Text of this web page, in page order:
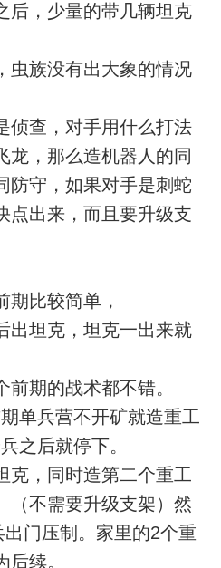
后，少量的带几辆坦克
虫族没有出大象的情况
侦查，对手用什么打法
龙，那么造机器人的同
防守，如果对手是刺蛇
点出来，而且要升级支
期比较简单，
出坦克，坦克一出来就
期的战术都不错。
单兵营不开矿就造重工
之后就停下。
克，同时造第二个重工
（不需要升级支架）然
门压制。家里的2个重
续。